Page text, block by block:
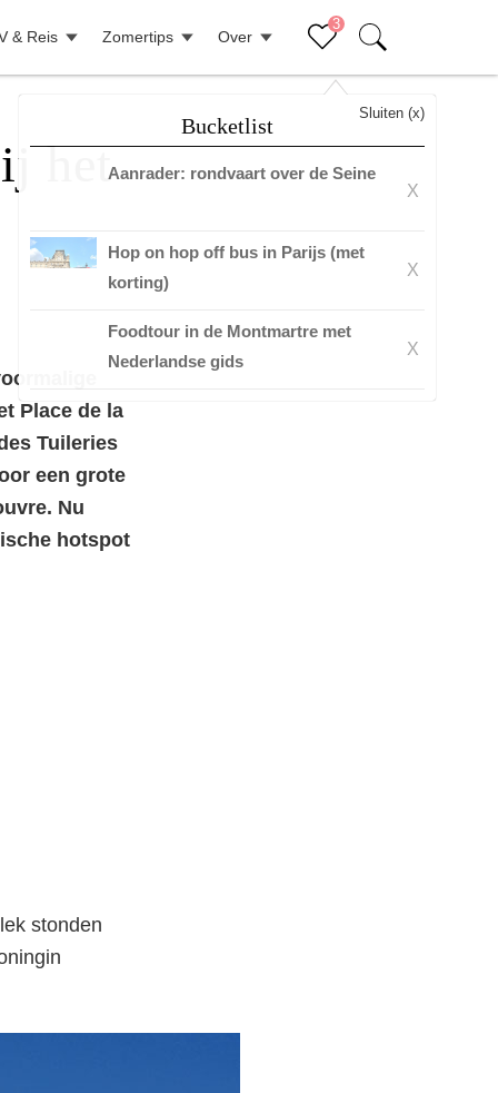
3
& Reis Zomertips Over
Bucketlist
Sluiten (x)
Aanrader: rondvaart over de Seine
X
Hop on hop off bus in Parijs (met
korting)
X
Foodtour in de Montmartre met
Nederlandse gids
X
het
Place de la
Tuileries
een grote
Nu
hotspot
stonden